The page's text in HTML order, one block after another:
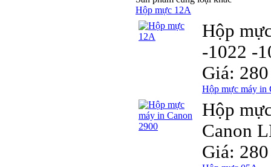
Hộp mực 12A
Hộp
-1022 -
Giá:
Hộp mực máy in
Hộp
Canon
Giá: